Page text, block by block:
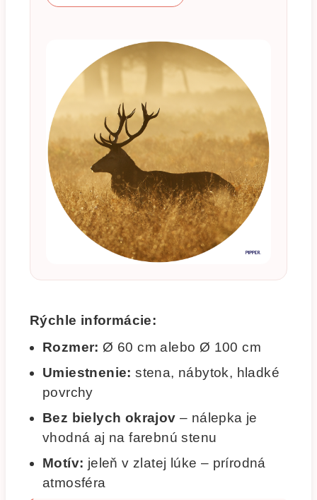
Rýchle informácie:
Rozmer: Ø 60 cm alebo Ø 100 cm
Umiestnenie: stena, nábytok, hladké
povrchy
Bez bielych okrajov – nálepka je
vhodná aj na farebnú stenu
Motív: jeleň v zlatej lúke – prírodná
atmosféra